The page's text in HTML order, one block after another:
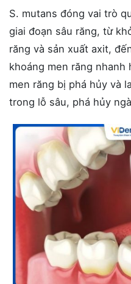
S. mutans đóng vai trò
giai đoạn sâu răng, từ
răng và sản xuất axit,
khoáng men răng
men răng bị phá hủy và
trong lỗ sâu, phá hủy